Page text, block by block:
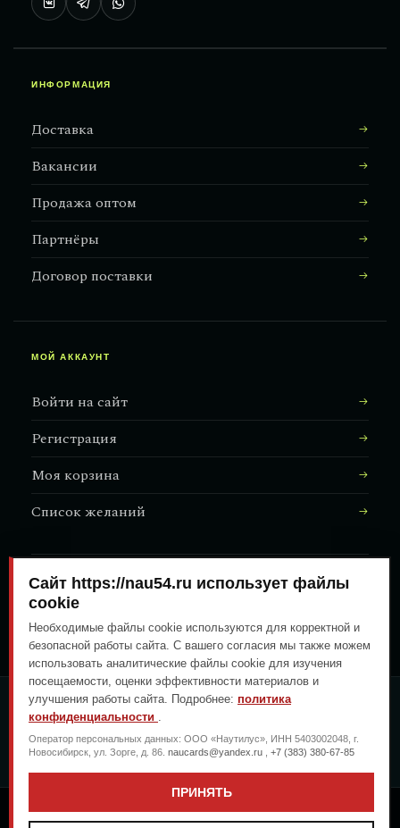
ИНФОРМАЦИЯ
Доставка
Вакансии
Продажа оптом
Партнёры
Договор поставки
МОЙ АККАУНТ
Войти на сайт
Регистрация
Моя корзина
Список желаний
АДРЕС МАГАЗИНА
Залесского, 8/1
ОПЛАТА ЛЮБЫМ УДОБНЫМ
СПОСОБОМ
ГЕНЕРАЛЬНЫЙ ПЕРЕВОЗЧИК
Сайт https://nau54.ru использует файлы
cookie
Необходимые файлы cookie используются для корректной и
безопасной работы сайта. С вашего согласия мы также можем
использовать аналитические файлы cookie для изучения
посещаемости, оценки эффективности материалов и
улучшения работы сайта. Подробнее: политика
конфиденциальности .
Оператор персональных данных: ООО «Наутилус», ИНН 5403002048, г.
Новосибирск, ул. Зорге, д. 86. naucards@yandex.ru +7 (383) 380-67-85
ПРИНЯТЬ